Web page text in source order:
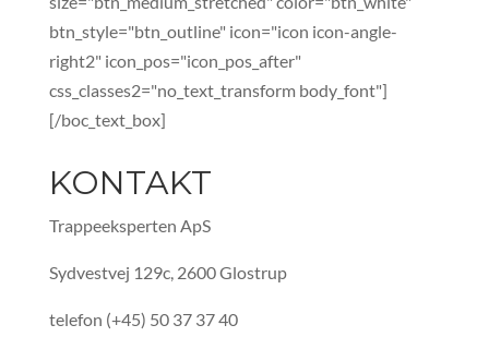
btn_style="btn_outline" icon="icon icon-angle-
right2" icon_pos="icon_pos_after"
css_classes2="no_text_transform body_font"]
[/boc_text_box]
KONTAKT
Trappeeksperten ApS
Sydvestvej 129c, 2600 Glostrup
telefon (+45) 50 37 37 40